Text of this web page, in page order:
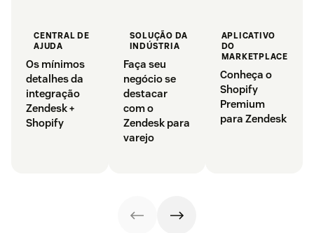
CENTRAL DE
AJUDA
Os mínimos
detalhes da
integração
Zendesk +
Shopify
SOLUÇÃO DA
INDÚSTRIA
Faça seu
negócio se
destacar
com o
Zendesk para
varejo
APLICATIVO
DO
MARKETPLACE
Conheça o
Shopify
Premium
para Zendesk